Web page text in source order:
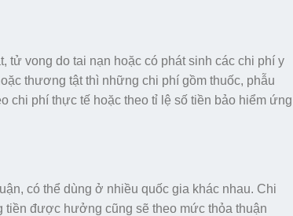
vong do tai nạn hoặc có phát sinh các chi phí y
thương tật thì những chi phí gồm thuốc, phẫu
chi phí thực tế hoặc theo tỉ lệ số tiền bảo hiểm ứng
có thể dùng ở nhiều quốc gia khác nhau. Chi
tiền được hưởng cũng sẽ theo mức thỏa thuận